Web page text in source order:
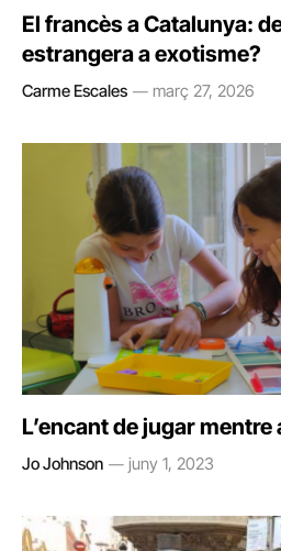
El francès a Catalunya:
estrangera a exotisme?
Carme Escales març 27, 2026
L’encant de jugar
Jo Johnson juny 1, 2023